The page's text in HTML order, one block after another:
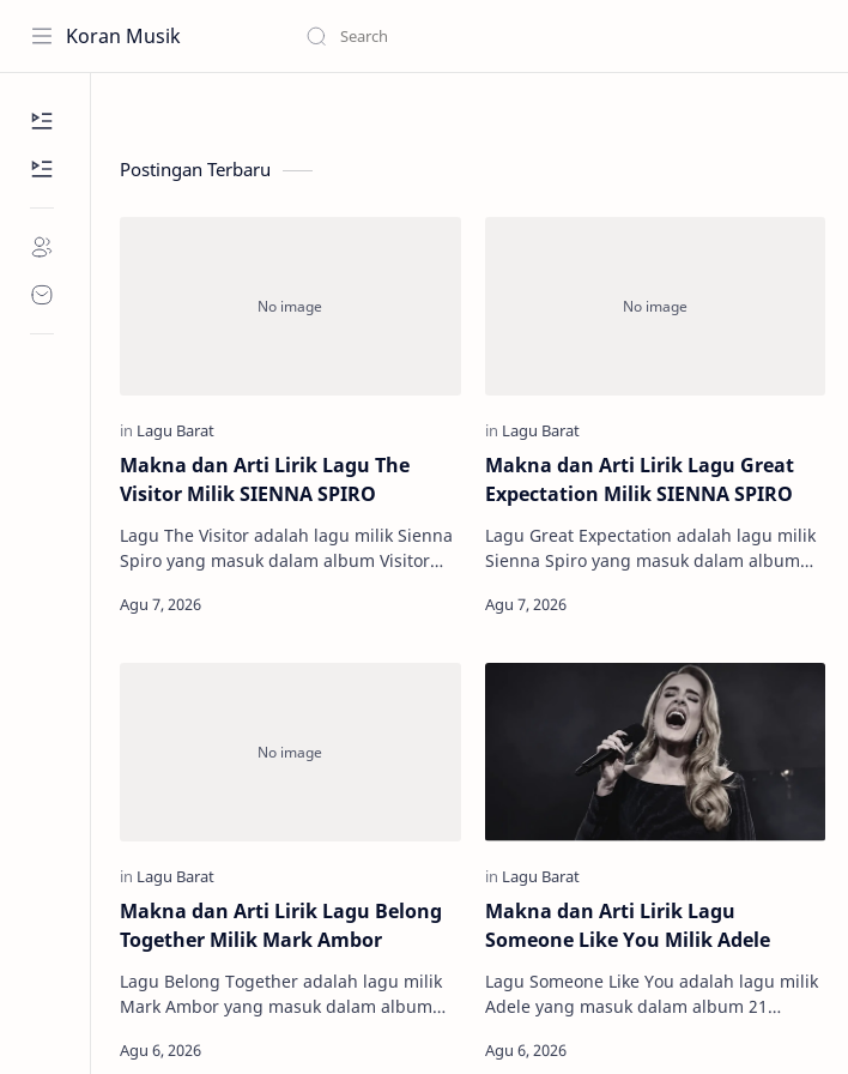
Koran Musik
Postingan Terbaru
Makna dan Arti Lirik Lagu The
Visitor Milik SIENNA SPIRO
Lagu The Visitor adalah lagu milik Sienna
Spiro yang masuk dalam album Visitor
sedih dan takut akan ketidak a…
Makna dan Arti Lirik Lagu Great
Expectation Milik SIENNA SPIRO
Lagu Great Expectation adalah lagu milik
Sienna Spiro yang masuk dalam album
seseorang yang memiliki harapa…
Makna dan Arti Lirik Lagu Belong
Together Milik Mark Ambor
Lagu Belong Together adalah lagu milik
Mark Ambor yang masuk dalam album
menceritakan tentang perasaan bahagia
Makna dan Arti Lirik Lagu
Someone Like You Milik Adele
Lagu Someone Like You adalah lagu milik
Adele yang masuk dalam album 21
menceritakan tentang perasaan patah